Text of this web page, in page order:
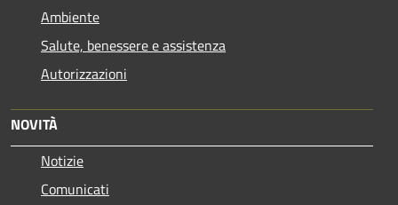
Ambiente
Salute, benessere e assistenza
Autorizzazioni
NOVITÀ
Notizie
Comunicati